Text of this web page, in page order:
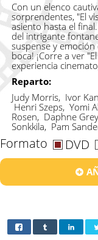
Con un elenco
sorprendentes, "El
asiento hasta el
del intrigante
suspense y
boca! ¡Corre a ver
experiencia
Reparto:
Judy Morris, Ivor
Henri Szeps, Yomi
Rosen, Daphne
Sonkkila, Pam
Formato DVD